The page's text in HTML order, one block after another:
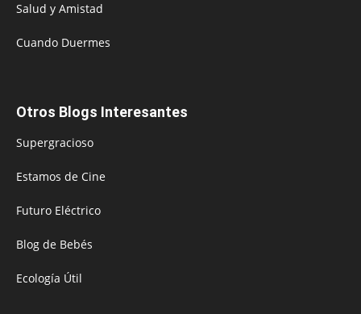
Salud y Amistad
Cuando Duermes
Otros Blogs Interesantes
Supergracioso
Estamos de Cine
Futuro Eléctrico
Blog de Bebés
Ecología Útil